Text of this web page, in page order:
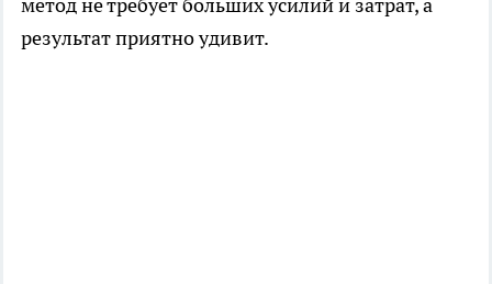
результат приятно удивит.